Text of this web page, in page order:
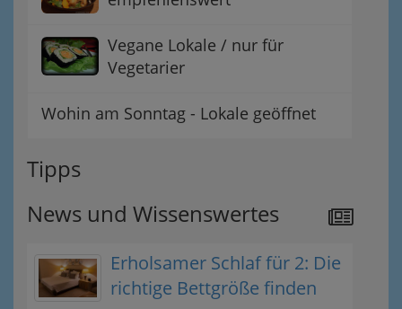
Vegane Lokale / nur für
Vegetarier
Wohin am Sonntag - Lokale geöffnet
Tipps
News und Wissenswertes
Erholsamer Schlaf für 2: Die
richtige Bettgröße finden